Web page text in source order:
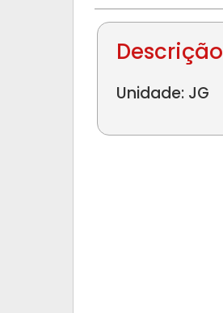
Descrição
Unidade: JG